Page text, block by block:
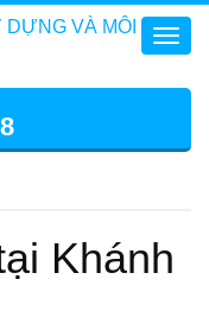
VÀ MÔI
Khánh